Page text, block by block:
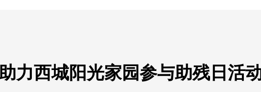
力西城阳光家园参与助残日活